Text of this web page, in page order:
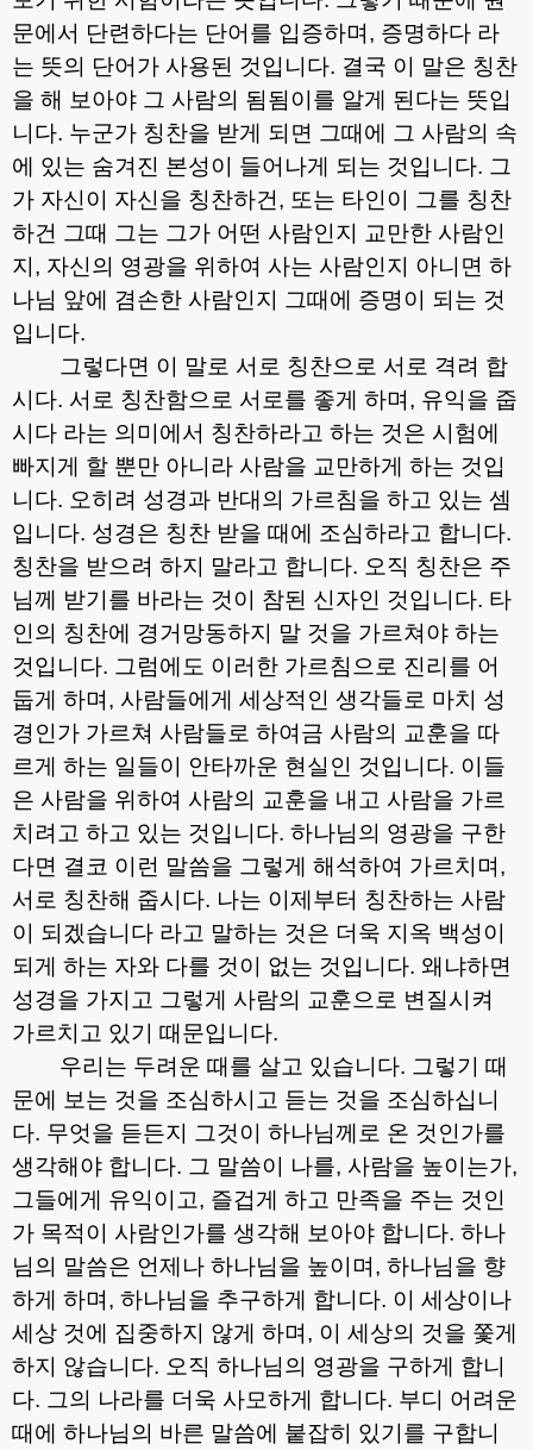
문에서 단련하다는 단어를 입증하며 , 증명하다 라
는 뜻의 단어가 사용된 것입니다. 결국 이 말은 칭찬
을 해 보아야 그 사람의 됨됨이를 알게 된다는 뜻입
니다. 누군가 칭찬을 받게 되면 그때에 그 사람의 속
에 있는 숨겨진 본성이 들어나게 되는 것입니다. 그
가 자신이 자신을 칭찬하건, 또는 타인이 그를 칭찬
하건 그때 그는 그가 어떤 사람인지 교만한 사람인
지 , 자신의 영광을 위하여 사는 사람인지 아니면 하
나님 앞에 겸손한 사람인지 그때에 증명이 되는 것
입니다.
그렇다면 이 말로 서로 칭찬으로 서로 격려 합
시다. 서로 칭찬함으로 서로를 좋게 하며 , 유익을 줍
시다 라는 의미에서 칭찬하라고 하는 것은 시험에
빠지게 할 뿐만 아니라 사람을 교만하게 하는 것입
니다. 오히려 성경과 반대의 가르침을 하고 있는 셈
입니다. 성경은 칭찬 받을 때에 조심하라고 합니다.
칭찬을 받으려 하지 말라고 합니다. 오직 칭찬은 주
님께 받기를 바라는 것이 참된 신자인 것입니다. 타
인의 칭찬에 경거망동하지 말 것을 가르쳐야 하는
것입니다. 그럼에도 이러한 가르침으로 진리를 어
둡게 하며 , 사람들에게 세상적인 생각들로 마치 성
경인가 가르쳐 사람들로 하여금 사람의 교훈을 따
르게 하는 일들이 안타까운 현실인 것입니다. 이들
은 사람을 위하여 사람의 교훈을 내고 사람을 가르
치려고 하고 있는 것입니다. 하나님의 영광을 구한
다면 결코 이런 말씀을 그렇게 해석하여 가르치며 ,
서로 칭찬해 줍시다. 나는 이제부터 칭찬하는 사람
이 되겠습니다 라고 말하는 것은 더욱 지옥 백성이
되게 하는 자와 다를 것이 없는 것입니다. 왜냐하면
성경을 가지고 그렇게 사람의 교훈으로 변질시켜
가르치고 있기 때문입니다.
우리는 두려운 때를 살고 있습니다. 그렇기 때
문에 보는 것을 조심하시고 듣는 것을 조심하십니
다. 무엇을 듣든지 그것이 하나님께로 온 것인가를
생각해야 합니다. 그 말씀이 나를, 사람을 높이는가,
그들에게 유익이고, 즐겁게 하고 만족을 주는 것인
가 목적이 사람인가를 생각해 보아야 합니다. 하나
님의 말씀은 언제나 하나님을 높이며 , 하나님을 향
하게 하며 , 하나님을 추구하게 합니다. 이 세상이나
세상 것에 집중하지 않게 하며 , 이 세상의 것을 쫓게
하지 않습니다. 오직 하나님의 영광을 구하게 합니
다. 그의 나라를 더욱 사모하게 합니다. 부디 어려운
때에 하나님의 바른 말씀에 붙잡히 있기를 구합니